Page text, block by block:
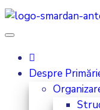
Despre